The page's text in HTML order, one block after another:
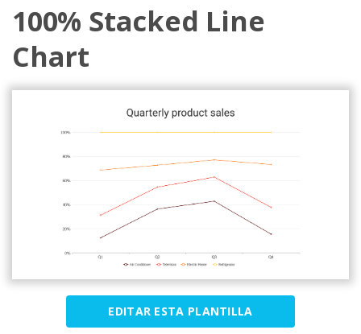
100% Stacked Line
Chart
EDITAR ESTA PLANTILLA